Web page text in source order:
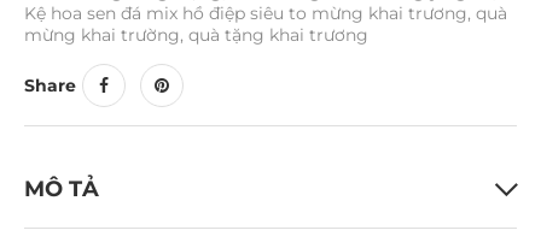
Kệ hoa sen đá mix hồ điệp siêu to mừng khai trương, quà
mừng khai trường, quà tặng khai trương
Share
MÔ TẢ